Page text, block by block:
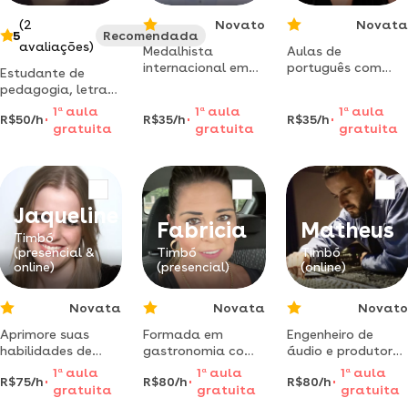
5
(2
avaliações)
Recomendada
Estudante de
pedagogia, letras
português e inglês
e artes e dou
aulas online de
para pré-escolar e
anos iniciais do
ensino
fundamental.
R$50/h
1 aaula
gratuita
Novato
Medalhista
internacional em
física/ufsc e com a
metodologia
auxiliar
estudantes do
ensino
fundamental e
médio!
R$35/h
1 a aula
gratuita
Novata
Aulas de
português com
simples, práticas e
no seu ritmo!
R$35/h
1 aaula
gratuita
Jaqueline
Timbó
(presencial &
online)
Novata
Aprimore suas
habilidades de
comunicação oral
e escrita com as
aulas de oratória
R$75/h
1 aaula
gratuita
Fabricia
Timbó
(presencial)
Novata
Formada em
gastronomia com
vários cursos
especializados na
R$80/h
1 a aula
gratuita
Matheus
Timbó
(online)
Novato
Engenheiro de
áudio e produtor
musical graduado
pela berklee
college of music
R$80/h
1 aaula
gratuita